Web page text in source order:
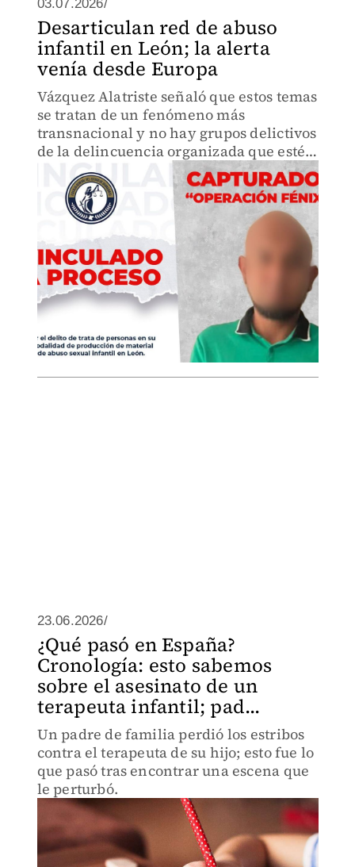
03.07.2026/
Desarticulan red de abuso
infantil en León; la alerta
venía desde Europa
Vázquez Alatriste señaló que estos temas
se tratan de un fenómeno más
transnacional y no hay grupos delictivos
de la delincuencia organizada que estén
detrás.
23.06.2026/
¿Qué pasó en España?
Cronología: esto sabemos
sobre el asesinato de un
terapeuta infantil; pad...
Un padre de familia perdió los estribos
contra el terapeuta de su hijo; esto fue lo
que pasó tras encontrar una escena que
le perturbó.